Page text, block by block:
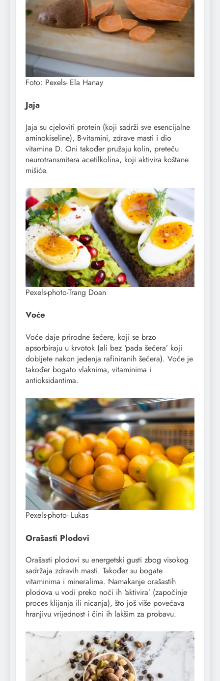
Foto: Pexels- Ela Hanay
Jaja
Jaja su cjeloviti protein (koji sadrži sve esencijalne
aminokiseline), B-vitamini, zdrave masti i dio
vitamina D. Oni također pružaju kolin, preteču
neurotransmitera acetilkolina, koji aktivira koštane
mišiće.
Pexels-photo-Trang Doan
Voće
Voće daje prirodne šećere, koji se brzo
apsorbiraju u krvotok (ali bez ‘pada šećera’ koji
dobijete nakon jedenja rafiniranih šećera). Voće je
također bogato vlaknima, vitaminima i
antioksidantima.
Pexels-photo- Lukas
Orašasti Plodovi
Orašasti plodovi su energetski gusti zbog visokog
sadržaja zdravih masti. Također su bogate
vitaminima i mineralima. Namakanje orašastih
plodova u vodi preko noći ih ‘aktivira’ (započinje
proces klijanja ili nicanja), što još više povećava
hranjivu vrijednost i čini ih lakšim za probavu.